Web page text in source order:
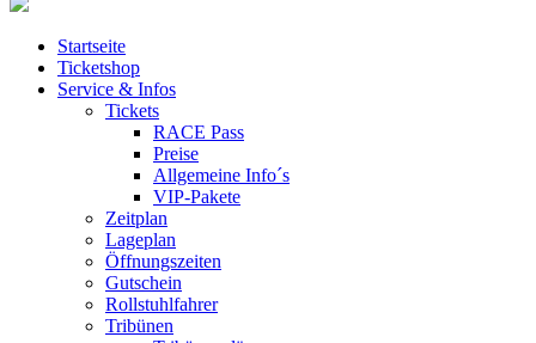
Startseite
Ticketshop
Service & Infos
Tickets
RACE Pass
Preise
Allgemeine Info´s
VIP-Pakete
Zeitplan
Lageplan
Öffnungszeiten
Gutschein
Rollstuhlfahrer
Tribünen